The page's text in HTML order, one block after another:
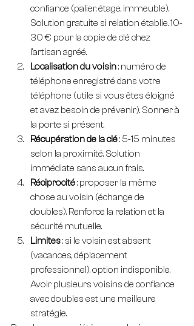
confiance (palier, étage, immeuble).
Solution gratuite si relation établie. 10-
30 € pour la copie de clé chez
l'artisan agréé.
Localisation du voisin : numéro de
téléphone enregistré dans votre
téléphone (utile si vous êtes éloigné
et avez besoin de prévenir). Sonner à
la porte si présent.
Récupération de la clé : 5-15 minutes
selon la proximité. Solution
immédiate sans aucun frais.
Réciprocité : proposer la même
chose au voisin (échange de
doubles). Renforce la relation et la
sécurité mutuelle.
Limites : si le voisin est absent
(vacances, déplacement
professionnel), option indisponible.
Avoir plusieurs voisins de confiance
avec doubles est une meilleure
stratégie.